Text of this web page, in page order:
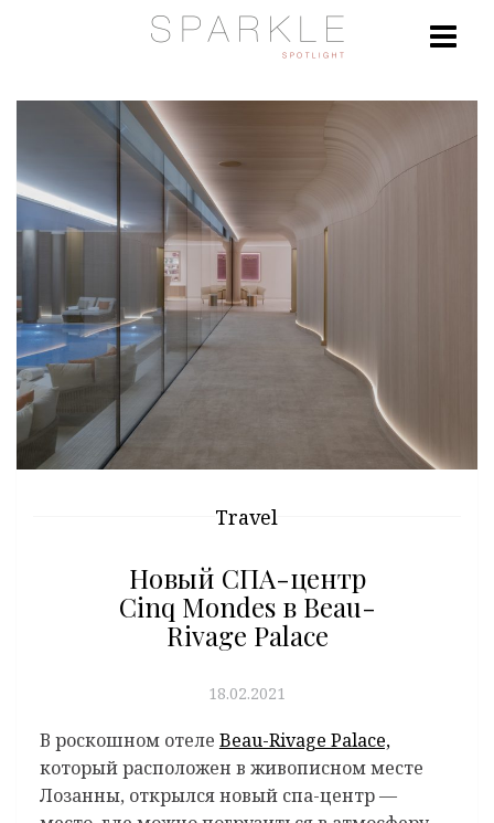
Travel
Новый СПА-центр
Cinq Mondes в Beau-
Rivage Palace
18.02.2021
В роскошном отеле Beau-Rivage Palace,
который расположен в живописном месте
Лозанны, открылся новый спа-центр —